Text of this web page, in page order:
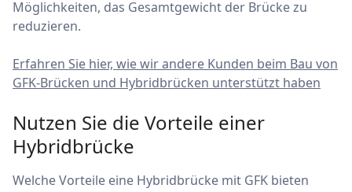
Möglichkeiten, das Gesamtgewicht der Brücke zu
reduzieren.
Erfahren Sie hier, wie wir andere Kunden beim Bau von
GFK-Brücken und Hybridbrücken unterstützt haben
Nutzen Sie die Vorteile einer
Hybridbrücke
Welche Vorteile eine Hybridbrücke mit GFK bieten